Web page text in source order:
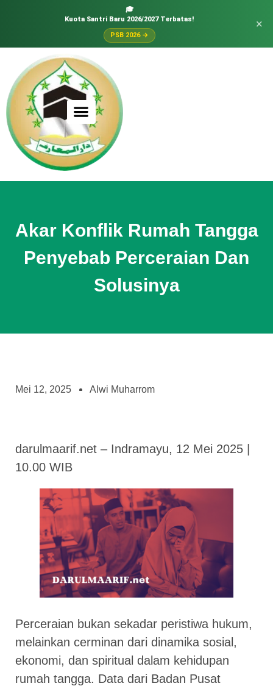
🎓
Kuota Santri Baru 2026/2027 Terbatas!
PSB 2026 →
×
Akar Konflik Rumah Tangga
Penyebab Perceraian Dan
Solusinya
Mei 12, 2025 Alwi Muharrom
darulmaarif.net – Indramayu, 12 Mei 2025 |
10.00 WIB
Perceraian bukan sekadar peristiwa hukum,
melainkan cerminan dari dinamika sosial,
ekonomi, dan spiritual dalam kehidupan
rumah tangga. Data dari Badan Pusat